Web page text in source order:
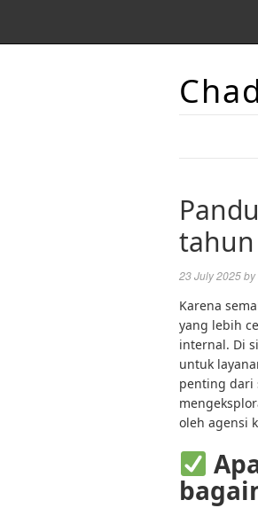
23 July 2025by
Karena
yang lebih
internal. Di
untuk
penting dari
oleh agensi